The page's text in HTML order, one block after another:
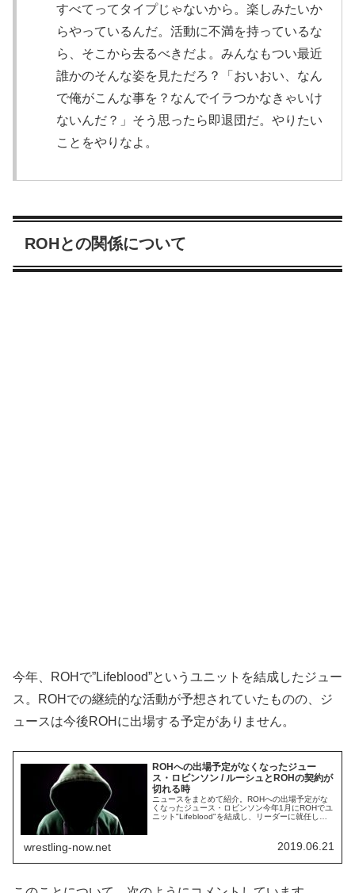
すべてってタイプじゃないから。楽しみたいか
らやっているんだ。活動に不満を持っているな
ら、そこから去るべきだよ。みんなもつい最近
誰かのそんな姿を見ただろ？「おいおい、なん
で俺がこんな事を？なんでイラつかなきゃいけ
ないんだ？」そう思ったら即退団だ。やりたい
ことをやりなよ。
ROHとの関係について
今年、ROHで”Lifeblood”というユニットを結成したジュー
ス。ROHでの継続的な活動が予想されていたものの、ジ
ュースは今後ROHに出場する予定がありません。
ROHへの出場予定がなくなったジュー
ス・ロビンソン / ルーシュとROHの契約が
切れる時
ニュースをまとめて紹介。ROHへの出場予定がな
くなったジュース・ロビンソン今年1月にROHでユ
ニット"Lifeblood"を結成し、リーダーに就任した
シュウッド（元WWEエマ）などの魅力的なメンバ
ーが在籍しています。しかし、レスリング・オブ
wrestling-now.net 2019.06.21